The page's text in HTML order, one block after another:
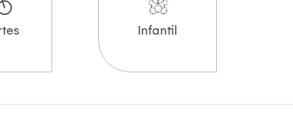
Infantil